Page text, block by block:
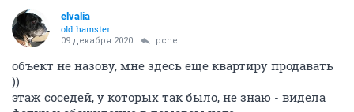
elvalia
old hamster
09 декабря 2020 pchel
объект не назову, мне здесь еще квартиру продавать
))
этаж соседей, у которых так было, не знаю - видела